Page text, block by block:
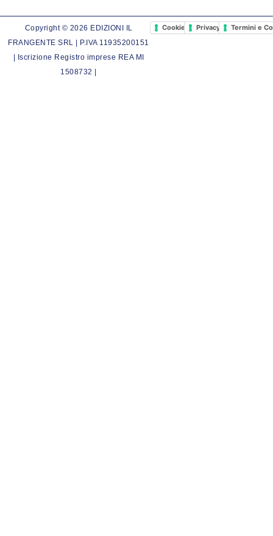
Copyright © 2026 EDIZIONI IL
FRANGENTE SRL | P.IVA 11935200151
| Iscrizione Registro imprese REA MI
1508732 |
Cookie PolicyPrivacy PolicyTermini e